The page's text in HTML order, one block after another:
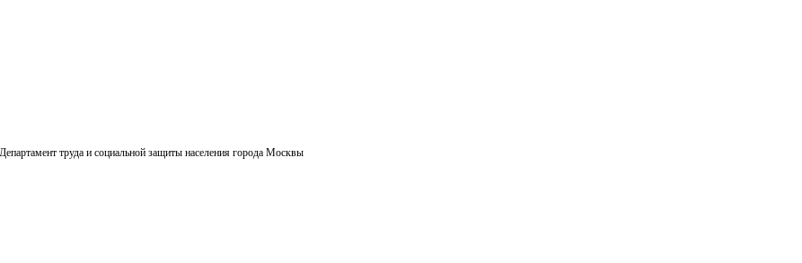
Департамент труда и социальной защиты населения города Москвы